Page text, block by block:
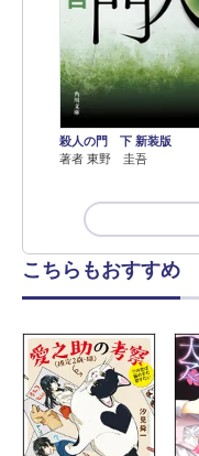
殺人の門 下 新装版
著者 東野 圭吾
こちらもおすすめ